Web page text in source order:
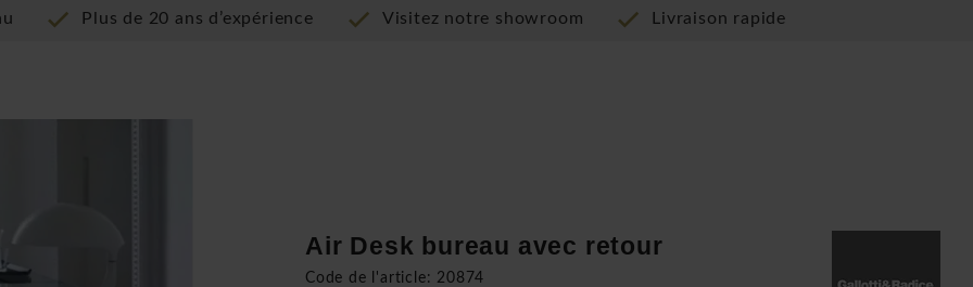
Plus de 20 ans d’expérience Visitez notre showroom Livraison rapide
Air Desk bureau avec retour
Code de l'article: 20874